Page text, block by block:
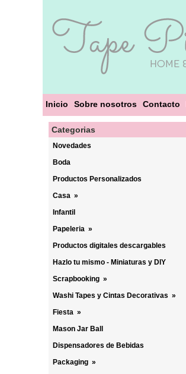
Inicio Sobre nosotros Contacto
Categorias
Novedades
Boda
Productos Personalizados
Casa »
Infantil
Papeleria »
Productos digitales descargables
Hazlo tu mismo - Miniaturas y DIY
Scrapbooking »
Washi Tapes y Cintas Decorativas »
Fiesta »
Mason Jar Ball
Dispensadores de Bebidas
Packaging »